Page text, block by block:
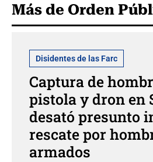
Más de Orden
Disidentes de las Farc
Captura de
pistola y dron en
desató presunto
rescate por
armados